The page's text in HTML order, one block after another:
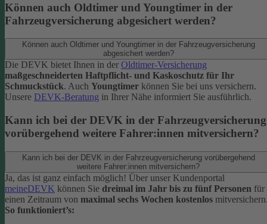
Können auch Oldtimer und Youngtimer in der
Fahrzeugversicherung abgesichert werden?
Können auch Oldtimer und Youngtimer in der Fahrzeugversicherung
abgesichert werden?
Die DEVK bietet Ihnen in der Oldtimer-Versicherung
maßgeschneiderten Haftpflicht- und Kaskoschutz für Ihr
Schmuckstück. Auch Youngtimer können Sie bei uns versichern.
Unsere DEVK-Beratung in Ihrer Nähe informiert Sie ausführlich.
Kann ich bei der DEVK in der Fahrzeugversicherung
vorübergehend weitere Fahrer:innen mitversichern?
Kann ich bei der DEVK in der Fahrzeugversicherung vorübergehend
weitere Fahrer:innen mitversichern?
Ja, das ist ganz einfach möglich! Über unser Kundenportal
meineDEVK können Sie dreimal im Jahr bis zu fünf Personen für
einen Zeitraum von maximal sechs Wochen kostenlos
So funktioniert’s: